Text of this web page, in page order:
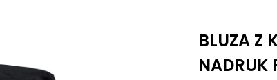
BLUZA Z
NADRUK